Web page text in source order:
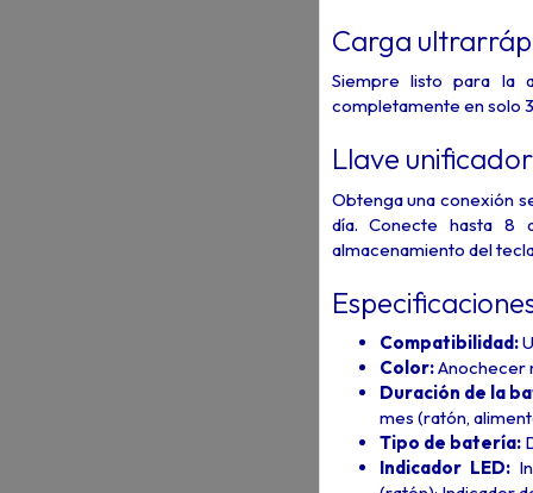
Carga
Siempre listo para la
completamente en solo
Llave
Obtenga una conexión
día. Conecte hasta 8
almacenamiento del
Compatibilidad:
Color:Anochecer
Duración de la
mes (ratón,
Tipo de batería:
Indicador LED: